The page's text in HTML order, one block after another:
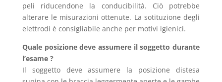
peli riducendone la conducibilità. Ciò potrebbe
alterare le misurazioni ottenute. La sotituzione degli
elettrodi è consigliabile anche per motivi igienici.
Quale posizione deve assumere il soggetto durante
l’esame ?
Il soggetto deve assumere la posizione distesa